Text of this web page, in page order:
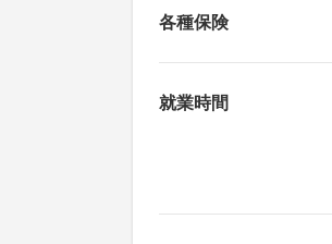
各種保険
就業時間